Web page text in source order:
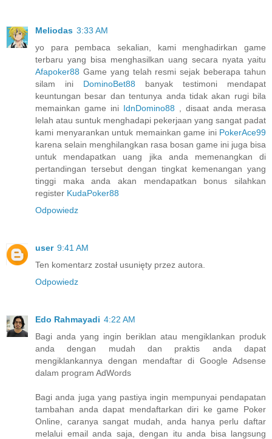
Meliodas 3:33 AM
yo para pembaca sekalian, kami menghadirkan game
terbaru yang bisa menghasilkan uang secara nyata yaitu
Afapoker88 Game yang telah resmi sejak beberapa tahun
silam ini DominoBet88 banyak testimoni mendapat
keuntungan besar dan tentunya anda tidak akan rugi bila
memainkan game ini IdnDomino88 , disaat anda merasa
lelah atau suntuk menghadapi pekerjaan yang sangat padat
kami menyarankan untuk memainkan game ini PokerAce99
karena selain menghilangkan rasa bosan game ini juga bisa
untuk mendapatkan uang jika anda memenangkan di
pertandingan tersebut dengan tingkat kemenangan yang
tinggi maka anda akan mendapatkan bonus silahkan
register KudaPoker88
Odpowiedz
user 9:41 AM
Ten komentarz został usunięty przez autora.
Odpowiedz
Edo Rahmayadi 4:22 AM
Bagi anda yang ingin beriklan atau mengiklankan produk
anda dengan mudah dan praktis anda dapat
mengiklankannya dengan mendaftar di Google Adsense
dalam program AdWords
Bagi anda juga yang pastiya ingin mempunyai pendapatan
tambahan anda dapat mendaftarkan diri ke game Poker
Online, caranya sangat mudah, anda hanya perlu daftar
melalui email anda saja, dengan itu anda bisa langsung